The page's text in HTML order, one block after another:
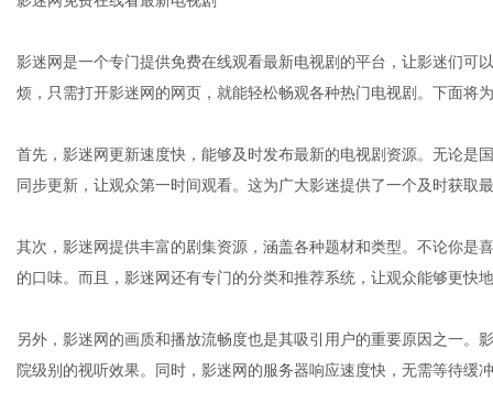
影迷网是一个专门提供免费在线观看最新电视剧的平台，让影迷们可
烦，只需打开影迷网的网页，就能轻松畅观各种热门电视剧。下面将
首先，影迷网更新速度快，能够及时发布最新的电视剧资源。无论是
同步更新，让观众第一时间观看。这为广大影迷提供了一个及时获取
其次，影迷网提供丰富的剧集资源，涵盖各种题材和类型。不论你是
的口味。而且，影迷网还有专门的分类和推荐系统，让观众能够更快
另外，影迷网的画质和播放流畅度也是其吸引用户的重要原因之一。
院级别的视听效果。同时，影迷网的服务器响应速度快，无需等待缓